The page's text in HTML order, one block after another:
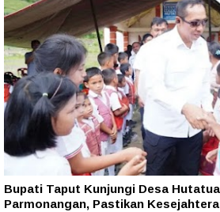
Bupati Taput Kunjungi Desa
Parmonangan, Pastikan